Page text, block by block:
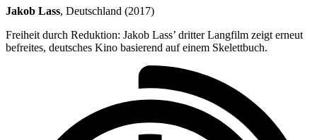
Jakob Lass, Deutschland (2017)
Freiheit durch Reduktion: Jakob Lass’ dritter Langfilm zeigt erneut
befreites, deutsches Kino basierend auf einem Skelettbuch.